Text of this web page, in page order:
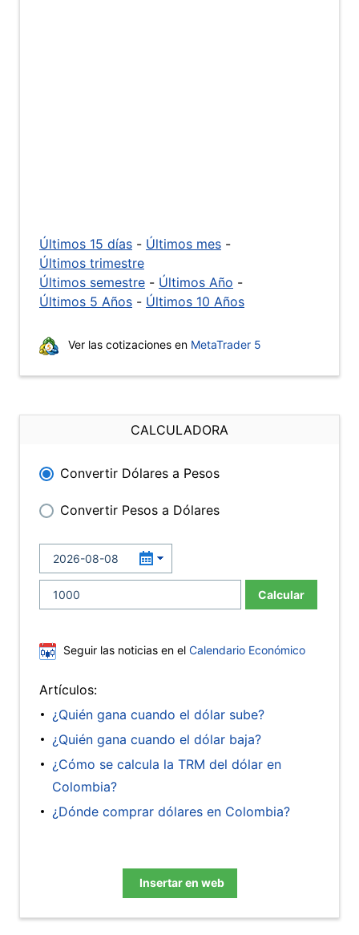
Últimos 15 días - Últimos mes -
Últimos trimestre
Últimos semestre - Últimos Año -
Últimos 5 Años - Últimos 10 Años
Ver las cotizaciones en MetaTrader 5
CALCULADORA
Convertir Dólares a Pesos
Convertir Pesos a Dólares
Calcular
Seguir las noticias en el Calendario Económico
Artículos:
¿Quién gana cuando el dólar sube?
¿Quién gana cuando el dólar baja?
¿Cómo se calcula la TRM del dólar en
Colombia?
¿Dónde comprar dólares en Colombia?
Insertar en web